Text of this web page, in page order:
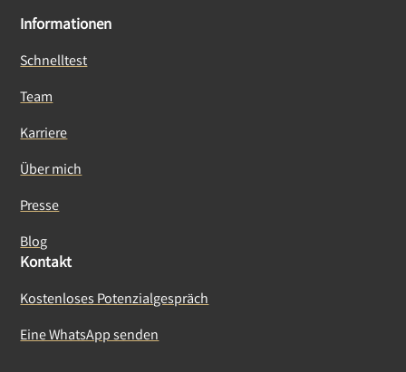
Informationen
Schnelltest
Team
Karriere
Über mich
Presse
Blog
Kontakt
Kostenloses Potenzialgespräch
Eine WhatsApp senden